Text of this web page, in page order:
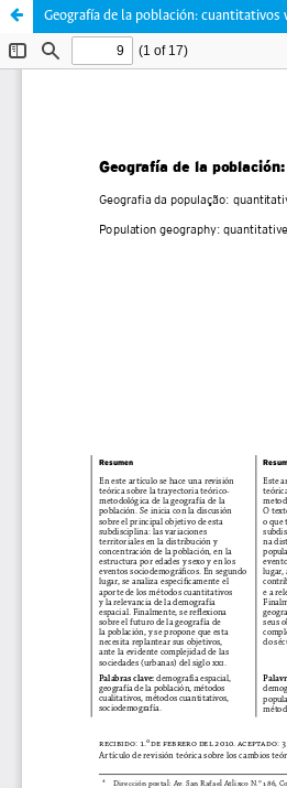
Geografía de la población: cuantitativos